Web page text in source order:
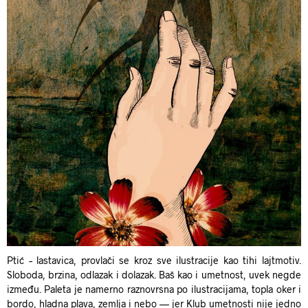
Ptić – lastavica, provlači se kroz sve ilustracije kao tihi lajtmotiv.
Sloboda, brzina, odlazak i dolazak. Baš kao i umetnost, uvek negde
između. Paleta je namerno raznovrsna po ilustracijama, topla oker i
bordo, hladna plava, zemlja i nebo — jer Klub umetnosti nije jedno